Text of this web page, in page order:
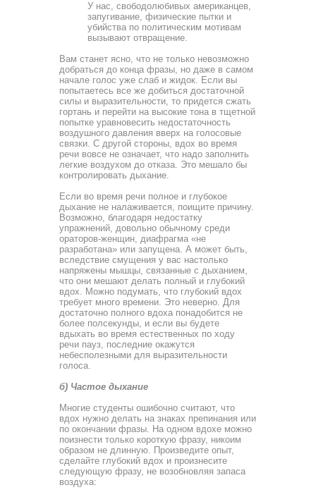
У нас, свободолюбивых американцев,
запугивание, физические пытки и
убийства по политическим моти­вам
вызывают отвращение.
Вам станет ясно, что не только невозможно
добраться до конца фразы, но даже в самом
начале голос уже слаб и жи­док. Если вы
попытаетесь все же добиться достаточной
силы и выразительности, то придется сжать
гортань и перейти на высокие тона в тщетной
попытке уравновесить недостаточ­ность
воздушного давления вверх на голосовые
связки. С другой стороны, вдох во время
речи вовсе не означает, что надо заполнить
легкие воздухом до отказа. Это мешало бы
контролировать дыхание.
Если во время речи полное и глубокое
дыхание не нала­живается, поищите причину.
Возможно, благодаря недостат­ку
упражнений, довольно обычному среди
ораторов-женщин, диафрагма «не
разработана» или запущена. А может быть,
вследствие смущения у вас настолько
напряжены мышцы, связанные с дыханием,
что они мешают делать полный и глу­бокий
вдох. Можно подумать, что глубокий вдох
требует много времени. Это неверно. Для
достаточно полного вдоха понадобится не
более полсекунды, и если вы будете
вдыхать во время естественных по ходу
речи пауз, последние ока­жутся
небесполезными для выразительности
голоса.
б) Частое дыхание
Многие студенты ошибочно считают, что
вдох нужно де­лать на знаках препинания или
по окончании фразы. На од­ном вдохе можно
поизнести только короткую фразу, никоим
образом не длинную. Произведите опыт,
сделайте глубокий вдох и произнесите
следующую фразу, не возобновляя запа­са
воздуха: